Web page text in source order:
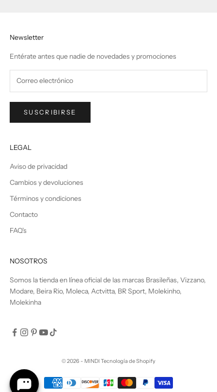
Newsletter
Entérate antes que nadie de novedades y promociones
SUSCRIBIRSE
LEGAL
Aviso de privacidad
Cambios y devoluciones
Términos y condiciones
Contacto
FAQ's
NOSOTROS
Somos la tienda en línea oficial de las marcas Brasileñas, Vizzano,
Modare, Beira Rio, Moleca, Actvitta, BR Sport, Molekinho,
Molekinha
© 2026 - MINDI Tecnología de Shopify